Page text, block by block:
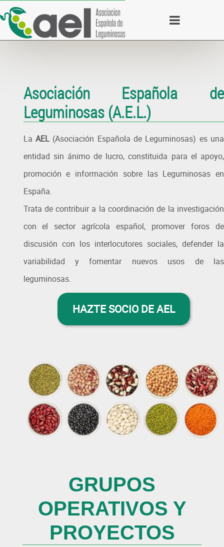
Asociación Española de
Leguminosas (A.E.L.)
La AEL(Asociación Española de Leguminosas) esuna
entidad sin ánimo de lucro, constituida para el apoyo,
promoción e información sobre las Leguminosas en
España.
Trata de contribuir a la coordinación de la investigación
con el sector agrícola español, promover foros de
discusión con los interlocutores sociales, defender la
variabilidad y fomentar nuevos usos de las
leguminosas.
HAZTE SOCIO DE AEL
GRUPOS
OPERATIVOS Y
PROYECTOS